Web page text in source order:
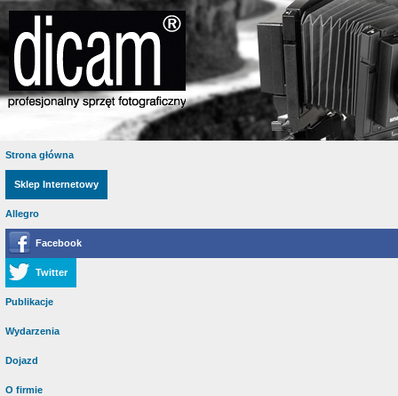
Strona główna
Sklep Internetowy
Allegro
Facebook
Twitter
Publikacje
Wydarzenia
Dojazd
O firmie